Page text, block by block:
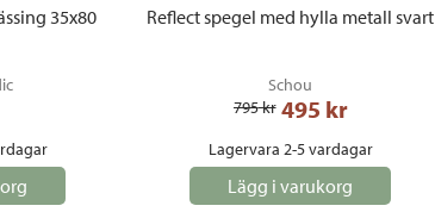
35x80
Reflect spegel med hylla metall svart
Schou
795 kr 495 kr
Lagervara 2-5 vardagar
Lägg i varukorg